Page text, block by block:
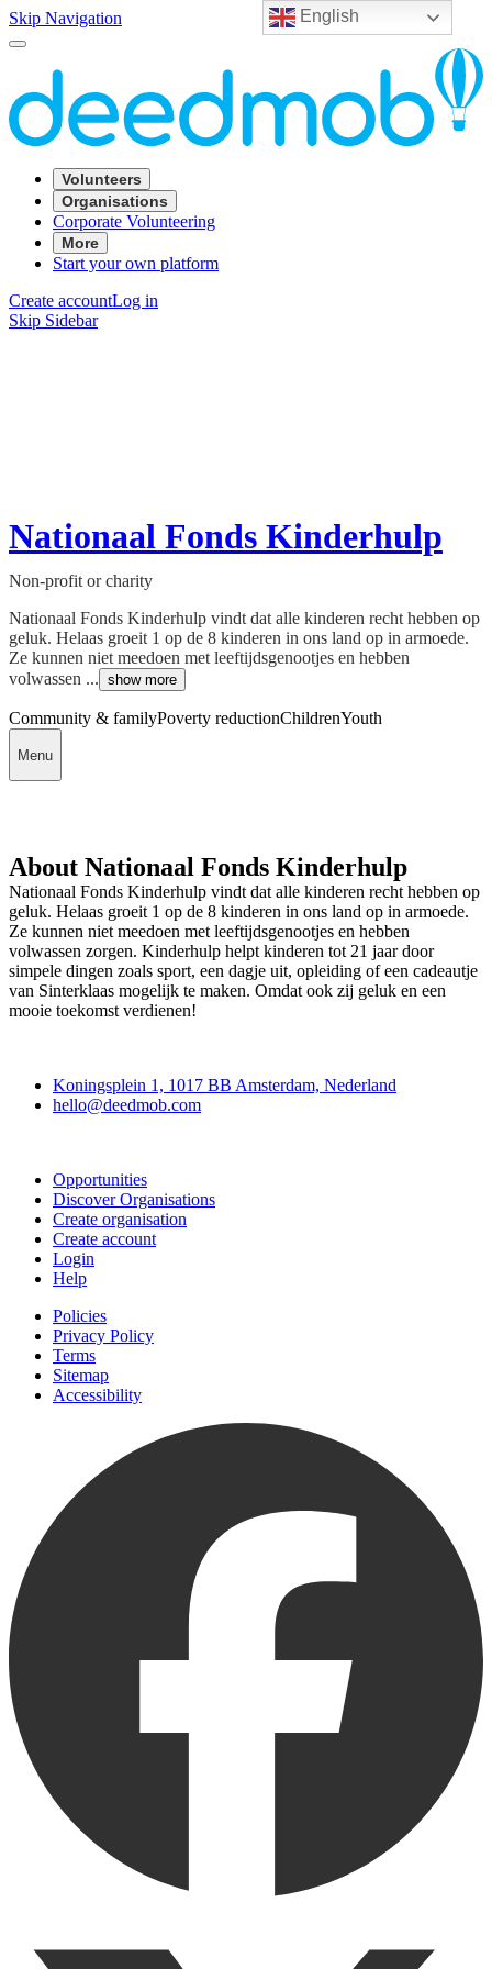
English
Skip Navigation
Volunteers
Organisations
Corporate Volunteering
More
Start your own platform
Create accountLog in
Skip Sidebar
Nationaal Fonds Kinderhulp
Non-profit or charity
Nationaal Fonds Kinderhulp vindt dat alle kinderen recht hebben op
geluk. Helaas groeit 1 op de 8 kinderen in ons land op in armoede.
Ze kunnen niet meedoen met leeftijdsgenootjes en hebben
volwassen ... show more
Community & familyPoverty reductionChildrenYouth
Menu
About Nationaal Fonds Kinderhulp
Nationaal Fonds Kinderhulp vindt dat alle kinderen recht hebben op
geluk. Helaas groeit 1 op de 8 kinderen in ons land op in armoede.
Ze kunnen niet meedoen met leeftijdsgenootjes en hebben
volwassen zorgen. Kinderhulp helpt kinderen tot 21 jaar door
simpele dingen zoals sport, een dagje uit, opleiding of een cadeautje
van Sinterklaas mogelijk te maken. Omdat ook zij geluk en een
mooie toekomst verdienen!
Koningsplein 1, 1017 BB Amsterdam, Nederland
hello@deedmob.com
Opportunities
Discover Organisations
Create organisation
Create account
Login
Help
Policies
Privacy Policy
Terms
Sitemap
Accessibility